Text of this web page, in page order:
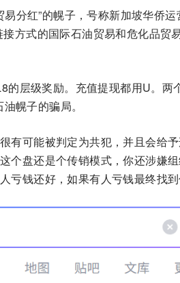
易分红”的幌子，号称新加坡华侨
方式的国际石油贸易和危化品贸
层级奖励。充值提现都用U。两
幌子的骗局。
有可能被判定为共犯，并且会给
个盘还是个传销模式，你还涉嫌
亏钱还好，如果有人亏钱最终找